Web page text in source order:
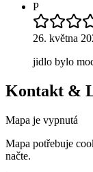
P
26. května
jidlo bylo
Kontakt &
Mapa je vypnutá
Mapa potřebuje
načte.